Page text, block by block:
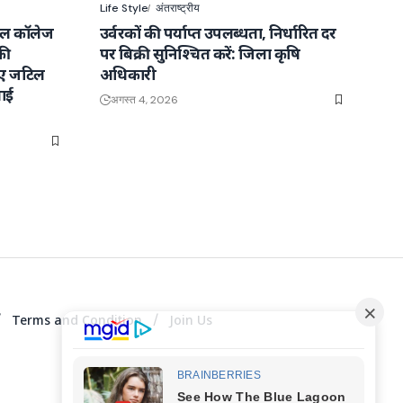
कॉलेज
जटिल
Life Style अंतराष्ट्रीय
उर्वरकों की पर्याप्त उपलब्धता, निर्धारित दर
पर बिक्री सुनिश्चित करें: जिला कृषि
अधिकारी
अगस्त 4, 2026
Terms and Condition Join Us